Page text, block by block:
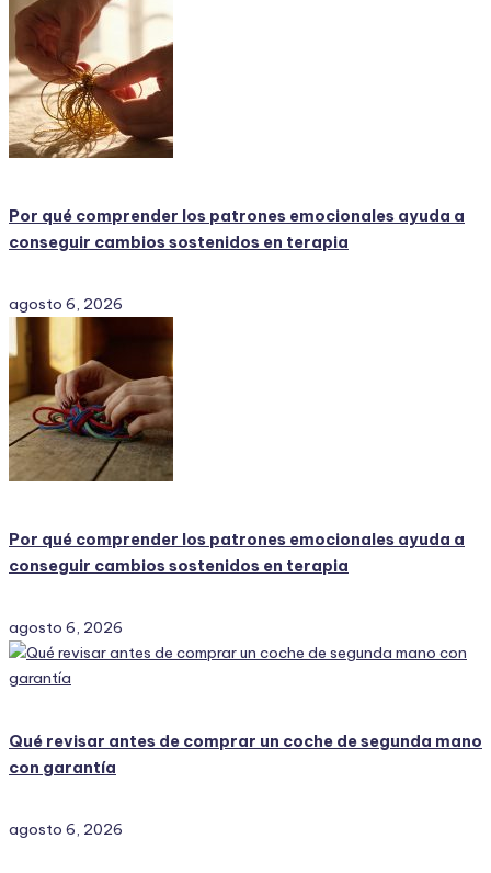
Por qué comprender los patrones emocionales ayuda a
conseguir cambios sostenidos en terapia
agosto 6, 2026
Por qué comprender los patrones emocionales ayuda a
conseguir cambios sostenidos en terapia
agosto 6, 2026
Qué revisar antes de comprar un coche de segunda mano
con garantía
agosto 6, 2026